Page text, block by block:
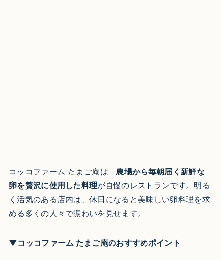
コッコファーム たまご庵は、 農場から毎朝届く新鮮な
卵を贅沢に使用した料理が自慢のレストランです。明る
く活気のある店内は、休日になると美味しい卵料理を求
める多くの人々で賑わいを見せます。
▼コッコファーム たまご庵のおすすめポイント